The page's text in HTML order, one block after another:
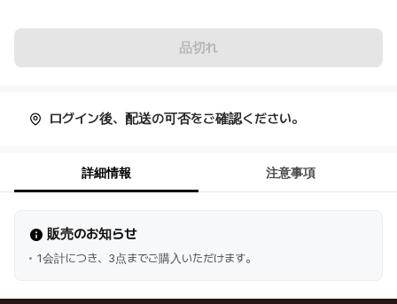
品切れ
ログイン後、配送の可否をご確認ください。
詳細情報 注意事項
販売のお知らせ
1会計につき、3点までご購入いただけます。